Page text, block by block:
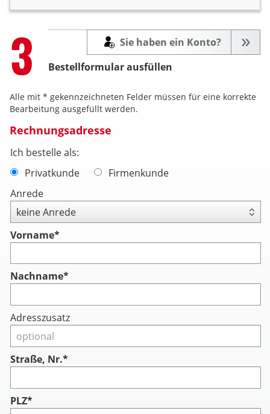
Step
3 Bestellformular ausfüllen
Sie haben ein Konto?
Alle mit * gekennzeichneten Felder müssen für eine korrekte
Bearbeitung ausgefüllt werden.
Rechnungsadresse
Ich bestelle als:
Privatkunde
Firmenkunde
Anrede
Vorname*
Nachname*
Adresszusatz
Straße, Nr.*
PLZ*